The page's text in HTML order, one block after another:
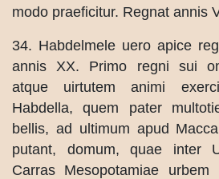
modo praeficitur. Regnat annis
34. Habdelmele uero apice
annis XX. Primo regni sui
atque uirtutem animi
Habdella, quem pater
bellis, ad ultimum apud
putant, domum, quae inter
Carras Mesopotamiae